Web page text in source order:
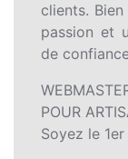
clients.
passion et
de
POUR
Soyez le